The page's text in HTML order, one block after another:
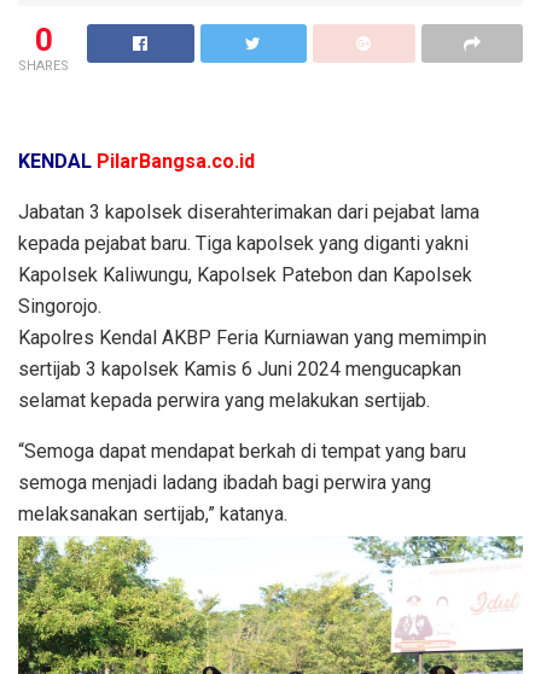
0
SHARES
KENDAL PilarBangsa.co.id
Jabatan 3 kapolsek diserahterimakan dari pejabat lama
kepada pejabat baru. Tiga kapolsek yang diganti yakni
Kapolsek Kaliwungu, Kapolsek Patebon dan Kapolsek
Singorojo.
Kapolres Kendal AKBP Feria Kurniawan yang memimpin
sertijab 3 kapolsek Kamis 6 Juni 2024 mengucapkan
selamat kepada perwira yang melakukan sertijab.
“Semoga dapat mendapat berkah di tempat yang baru
semoga menjadi ladang ibadah bagi perwira yang
melaksanakan sertijab,” katanya.